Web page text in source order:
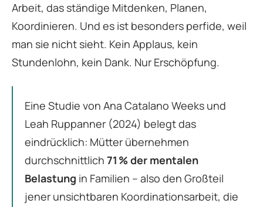
Arbeit, das ständige Mitdenken, Planen,
Koordinieren. Und es ist besonders perfide, weil
man sie nicht sieht. Kein Applaus, kein
Stundenlohn, kein Dank. Nur Erschöpfung.
Eine Studie von Ana Catalano Weeks und
Leah Ruppanner (2024) belegt das
eindrücklich: Mütter übernehmen
durchschnittlich 71 % der mentalen
Belastung in Familien – also den Großteil
jener unsichtbaren Koordinationsarbeit, die